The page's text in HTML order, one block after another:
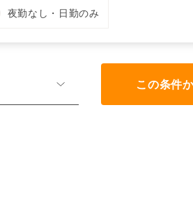
夜勤なし・日勤のみ
この条件